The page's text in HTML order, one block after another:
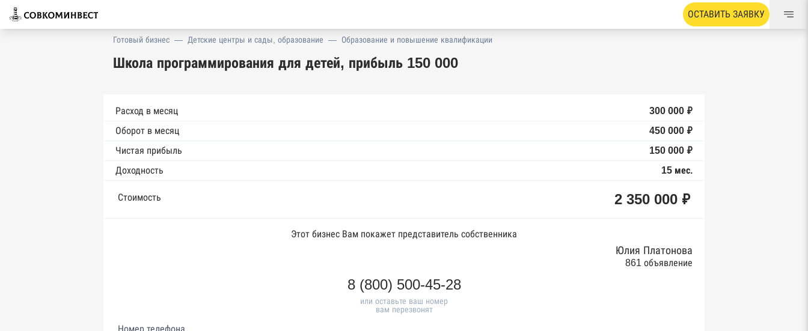
ОСТАВИТЬ ЗАЯВКУ
Готовый бизнес — Детские центры и сады, образование — Образование и повышение квалификации
Школа программирования для детей, прибыль 150 000
Расход в месяц
300 000 ₽
Оборот в месяц
450 000 ₽
Чистая прибыль
150 000 ₽
Доходность
15 мес.
Стоимость 2 350 000 ₽
Этот бизнес Вам покажет представитель собственника
Юлия Платонова
861 объявление
8 (800) 500-45-28
или оставьте ваш номер
вам перезвонят
Номер телефона